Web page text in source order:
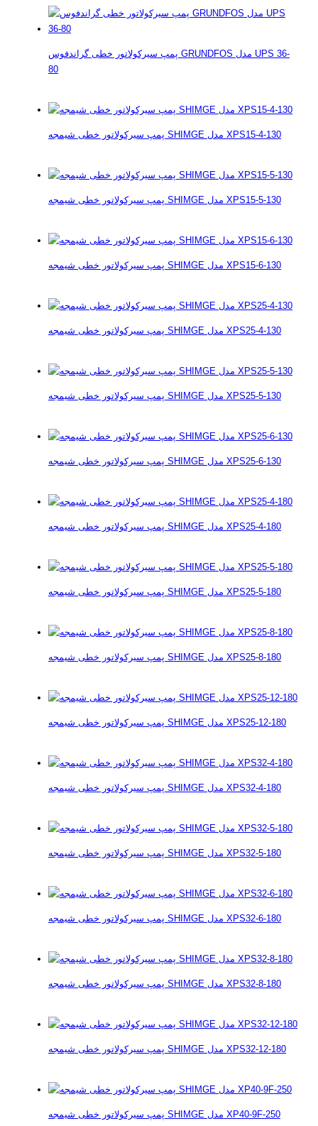
پمپ سیرکولاتور خطی گراندفوس GRUNDFOS مدل UPS 36-
80
پمپ سیرکولاتور خطی شیمجه SHIMGE مدل XPS15-4-130
پمپ سیرکولاتور خطی شیمجه SHIMGE مدل XPS15-5-130
پمپ سیرکولاتور خطی شیمجه SHIMGE مدل XPS15-6-130
پمپ سیرکولاتور خطی شیمجه SHIMGE مدل XPS25-4-130
پمپ سیرکولاتور خطی شیمجه SHIMGE مدل XPS25-5-130
پمپ سیرکولاتور خطی شیمجه SHIMGE مدل XPS25-6-130
پمپ سیرکولاتور خطی شیمجه SHIMGE مدل XPS25-4-180
پمپ سیرکولاتور خطی شیمجه SHIMGE مدل XPS25-5-180
پمپ سیرکولاتور خطی شیمجه SHIMGE مدل XPS25-8-180
پمپ سیرکولاتور خطی شیمجه SHIMGE مدل XPS25-12-180
پمپ سیرکولاتور خطی شیمجه SHIMGE مدل XPS32-4-180
پمپ سیرکولاتور خطی شیمجه SHIMGE مدل XPS32-5-180
پمپ سیرکولاتور خطی شیمجه SHIMGE مدل XPS32-6-180
پمپ سیرکولاتور خطی شیمجه SHIMGE مدل XPS32-8-180
پمپ سیرکولاتور خطی شیمجه SHIMGE مدل XPS32-12-180
پمپ سیرکولاتور خطی شیمجه SHIMGE مدل XP40-9F-250